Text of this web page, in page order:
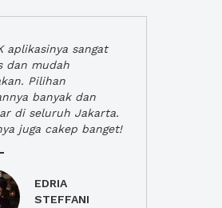
aplikasinya sangat
dan mudah
Pilihan
banyak dan
di seluruh Jakarta.
juga cakep banget!
EDRIA
STEFFANI